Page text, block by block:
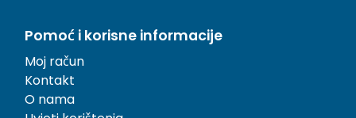
Pomoć i korisne informacije
Moj račun
Kontakt
O nama